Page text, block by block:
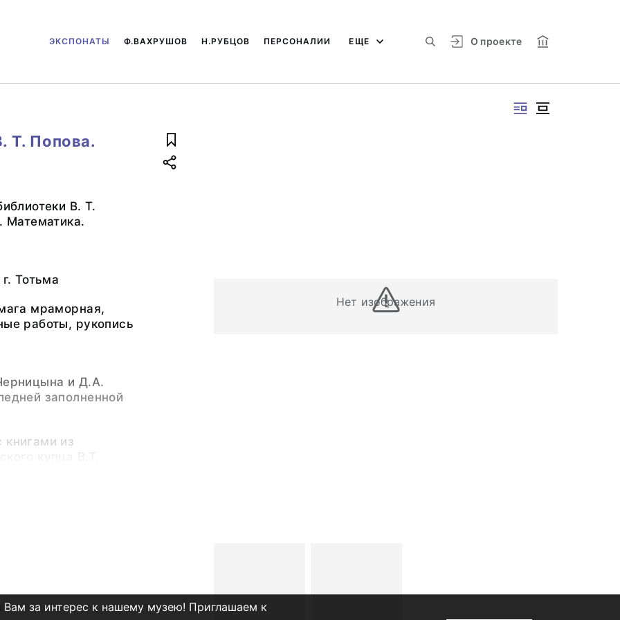
О проекте
ЭКСПОНАТЫ Ф.ВАХРУШОВ Н.РУБЦОВ ПЕРСОНАЛИИ ЕЩЕ
Нет изображения
Т. Попова.
В. Т.
Математика.
Тотьма
мраморная,
работы, рукопись
и Д.А.
заполненной
книгами из
за интерес к нашему музею! Приглашаем к